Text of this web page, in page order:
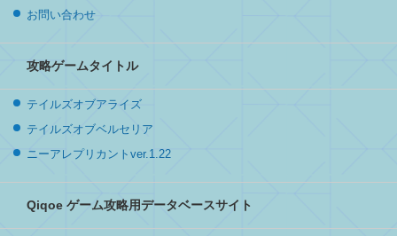
お問い合わせ
攻略ゲームタイトル
テイルズオブアライズ
テイルズオブベルセリア
ニーアレプリカントver.1.22
Qiqoe ゲーム攻略用データベースサイト